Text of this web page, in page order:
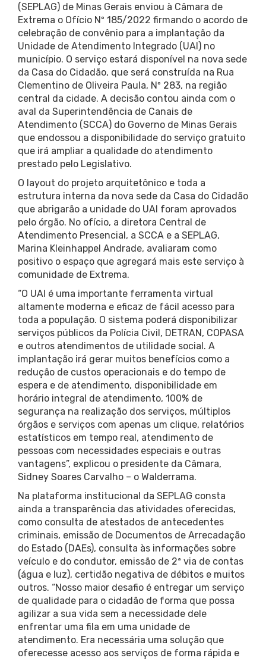
(SEPLAG) de Minas Gerais enviou à Câmara de
Extrema o Ofício Nº 185/2022 firmando o acordo de
celebração de convênio para a implantação da
Unidade de Atendimento Integrado (UAI) no
município. O serviço estará disponível na nova sede
da Casa do Cidadão, que será construída na Rua
Clementino de Oliveira Paula, Nº 283, na região
central da cidade. A decisão contou ainda com o
aval da Superintendência de Canais de
Atendimento (SCCA) do Governo de Minas Gerais
que endossou a disponibilidade do serviço gratuito
que irá ampliar a qualidade do atendimento
prestado pelo Legislativo.
O layout do projeto arquitetônico e toda a
estrutura interna da nova sede da Casa do Cidadão
que abrigarão a unidade do UAI foram aprovados
pelo órgão. No ofício, a diretora Central de
Atendimento Presencial, a SCCA e a SEPLAG,
Marina Kleinhappel Andrade, avaliaram como
positivo o espaço que agregará mais este serviço à
comunidade de Extrema.
“O UAI é uma importante ferramenta virtual
altamente moderna e eficaz de fácil acesso para
toda a população. O sistema poderá disponibilizar
serviços públicos da Polícia Civil, DETRAN, COPASA
e outros atendimentos de utilidade social. A
implantação irá gerar muitos benefícios como a
redução de custos operacionais e do tempo de
espera e de atendimento, disponibilidade em
horário integral de atendimento, 100% de
segurança na realização dos serviços, múltiplos
órgãos e serviços com apenas um clique, relatórios
estatísticos em tempo real, atendimento de
pessoas com necessidades especiais e outras
vantagens”, explicou o presidente da Câmara,
Sidney Soares Carvalho – o Walderrama.
Na plataforma institucional da SEPLAG consta
ainda a transparência das atividades oferecidas,
como consulta de atestados de antecedentes
criminais, emissão de Documentos de Arrecadação
do Estado (DAEs), consulta às informações sobre
veículo e do condutor, emissão de 2ª via de contas
(água e luz), certidão negativa de débitos e muitos
outros. “Nosso maior desafio é entregar um serviço
de qualidade para o cidadão de forma que possa
agilizar a sua vida sem a necessidade dele
enfrentar uma fila em uma unidade de
atendimento. Era necessária uma solução que
oferecesse acesso aos serviços de forma rápida e